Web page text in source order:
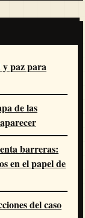
paz para
de las
barreras:
en el papel de
del caso